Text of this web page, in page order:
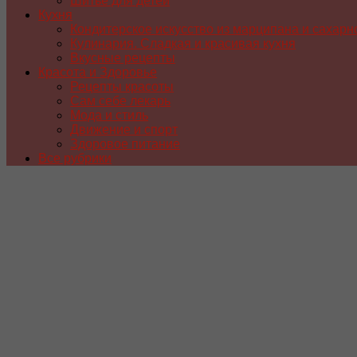
Кухня
Кондитерское искусство из марципана и
Кулинария. Сладкая и красивая кухня
Вкусные рецепты
Красота и Здоровье
Рецепты красоты
Сам себе лекарь
Мода и стиль
Движение и спорт
Здоровое питание
Все рубрики